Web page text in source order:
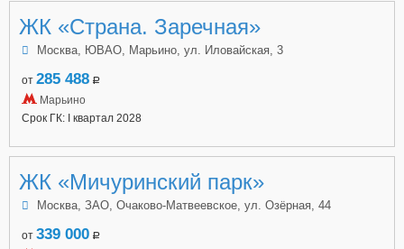
ЖК «Страна. Заречная»
Москва, ЮВАО, Марьино, ул. Иловайская, 3
от 285 488 a
Марьино
Срок ГК: I квартал 2028
ЖК «Мичуринский парк»
Москва, ЗАО, Очаково-Матвеевское, ул. Озёрная, 44
от 339 000 a